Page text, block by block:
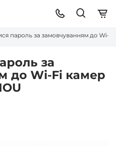
пароль за замовчуванням до Wi-
за
до Wi-Fi камер